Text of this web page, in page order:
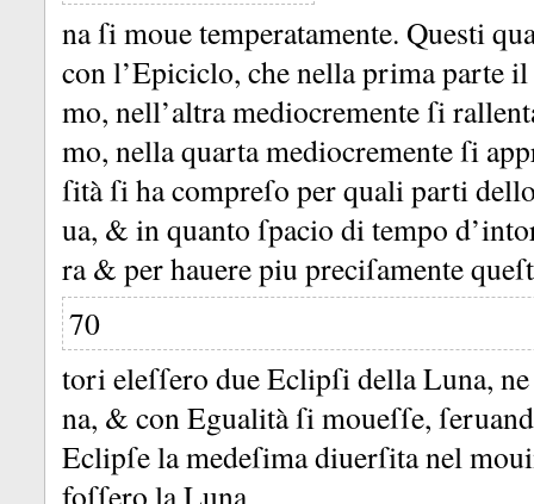
na ſi moue temperatamente. Questi
con l’Epiciclo, che nella prima parte
mo, nell’altra mediocremente ſi
mo, nella quarta mediocremente ſi
ſità ſi ha compreſo per quali parti
ua, & in quanto ſpacio di tempo
ra & per hauere piu preciſamente
70
tori eleſſero due Eclipſi della Luna,
na, & con Egualità ſi moueſſe,
Eclipſe la medeſima diuerſita nel
foſſero la Luna